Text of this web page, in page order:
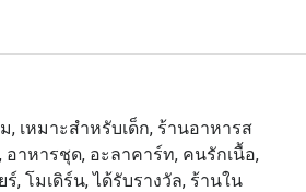
ราเมงเสิร์ฟร้อนชามโตและสเต็ก
, เหมาะสำหรับเด็ก, ร้านอาหารส
อาหารชุด, อะลาคาร์ท, คนรักเนื้อ,
, โมเดิร์น, ได้รับรางวัล, ร้านใน